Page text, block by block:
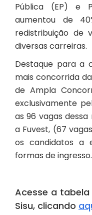
Pública (EP) e
aumentou de
redistribuição de
diversas carreiras.
Destaque para a
mais concorrida da
de Ampla
exclusivamente
as 96 vagas
a Fuvest, (67
os candidatos a
formas de ingresso.
Acesse a
Sisu, clicando